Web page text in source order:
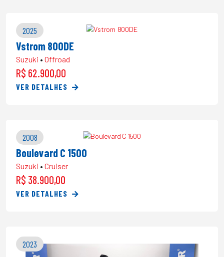
2025
Vstrom 800DE
Suzuki • Offroad
R$ 62.900,00
VER DETALHES
2008
Boulevard C 1500
Suzuki • Cruiser
R$ 38.900,00
VER DETALHES
2023